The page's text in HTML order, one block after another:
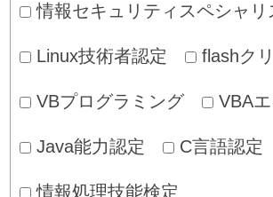
情報セキュリティスペシャリ
Linux技術者認定 flashク
VBプログラミング VBAエ
Java能力認定 C言語認定
情報処理技能検定